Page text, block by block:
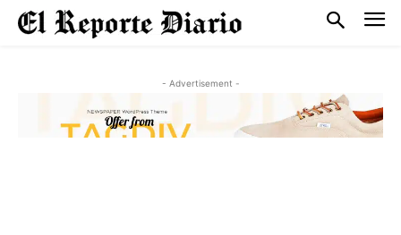
- Advertisement -